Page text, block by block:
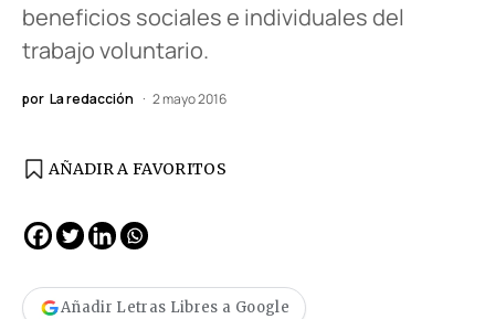
beneficios sociales e individuales del
trabajo voluntario.
por La redacción 2 mayo 2016
AÑADIR A FAVORITOS
Añadir Letras Libres a Google